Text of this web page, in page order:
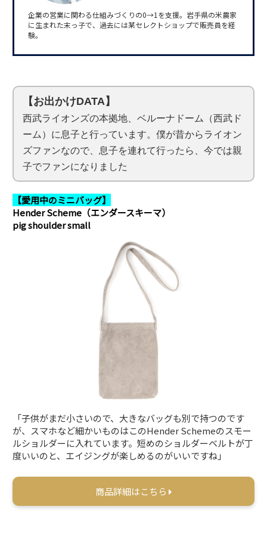
企業の営業に関わる仕組みづくりの0→1を支援。岩手県の米農家
に生まれた末っ子で、過去には某セレクトショップで販売員を経
験。
【お出かけDATA】
西武ライオンズの本拠地、ベルーナドーム（西武ド
ーム）に息子と行っています。僕が昔からライオン
ズファンなので、息子を連れて行ったら、今では親
子でファンになりました
【愛用中のミニバッグ】
Hender Scheme（エンダースキーマ）
pig shoulder small
「子供がまだ小さいので、大きなバッグも別で持つのです
が、スマホなど細かいものはこのHender Schemeのスモー
ルショルダーに入れています。短めのショルダーベルトが丁
度いいのと、エイジングが楽しめるのがいいですね」
商品詳細はこちら